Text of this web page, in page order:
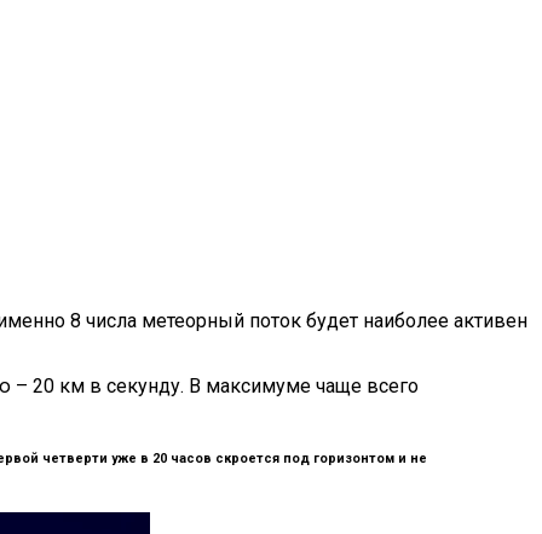
8 числа метеорный поток будет наиболее активен
– 20 км в секунду. В максимуме чаще всего
четверти уже в 20 часов скроется под горизонтом и не